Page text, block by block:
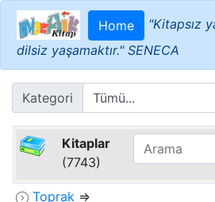
Home
"Kitapsız
dilsiz yaşamaktır." SENECA
Kategori
Kitaplar
(7743)
Toprak⇒